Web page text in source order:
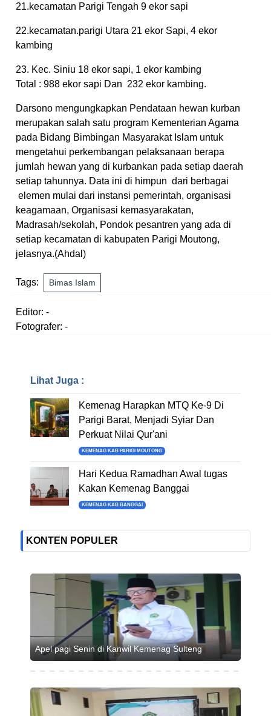
21.kecamatan Parigi Tengah 9 ekor sapi
22.kecamatan.parigi Utara 21 ekor Sapi, 4 ekor
kambing
23. Kec. Siniu 18 ekor sapi, 1 ekor kambing
Total : 988 ekor sapi Dan 232 ekor kambing.
Darsono mengungkapkan Pendataan hewan kurban
merupakan salah satu program Kementerian Agama
pada Bidang Bimbingan Masyarakat Islam untuk
mengetahui perkembangan pelaksanaan berapa
jumlah hewan yang di kurbankan pada setiap daerah
setiap tahunnya. Data ini di himpun dari berbagai
elemen mulai dari instansi pemerintah, organisasi
keagamaan, Organisasi kemasyarakatan,
Madrasah/sekolah, Pondok pesantren yang ada di
setiap kecamatan di kabupaten Parigi Moutong,
jelasnya.(Ahdal)
Tags: Bimas Islam
Editor: -
Fotografer: -
Lihat Juga :
Kemenag Harapkan MTQ Ke-9 Di
Parigi Barat, Menjadi Syiar Dan
Perkuat Nilai Qur'ani
KEMENAG KAB PARIGI MOUTONG
Hari Kedua Ramadhan Awal tugas
Kakan Kemenag Banggai
KEMENAG KAB BANGGAI
KONTEN POPULER
Apel pagi Senin di Kanwil Kemenag Sulteng